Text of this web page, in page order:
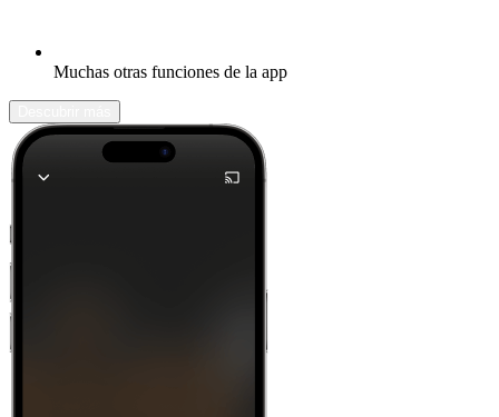
Muchas otras funciones de la app